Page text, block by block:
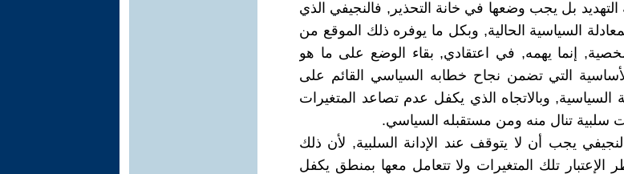
بل يجب وضعها في خانة التحذير, فالنجيفي الذي
السياسية الحالية, وبكل ما يوفره ذلك الموقع من
إنما يهمه, في اعتقادي, بقاء الوضع على ما هو
التي تضمن نجاح خطابه السياسي القائم على
السياسية, وبالاتجاه الذي يكفل عدم تصاعد المتغيرات
سلبية تنال منه ومن مستقبله السياسي.
يجب أن لا يتوقف عند الإدانة السلبية, لأن ذلك
تلك المتغيرات ولا تتعامل معها بمنطق يكفل